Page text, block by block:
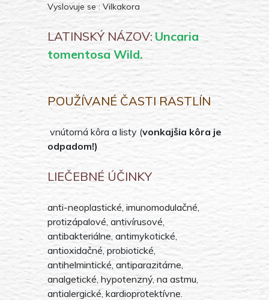
Vyslovuje se : Vilkakora
LATINSKÝ NÁZOV: Uncaria
tomentosa Wild.
POUŽÍVANÉ ČASTI RASTLÍN
vnútorná kôra a listy (vonkajšia kôra je
odpadom!)
LIEČEBNÉ ÚČINKY
anti-neoplastické, imunomodulačné,
protizápalové, antivírusové,
antibakteriálne, antimykotické,
antioxidačné, probiotické,
antihelmintické, antiparazitárne,
analgetické, hypotenzný, na astmu,
antialergické, kardioprotektívne.